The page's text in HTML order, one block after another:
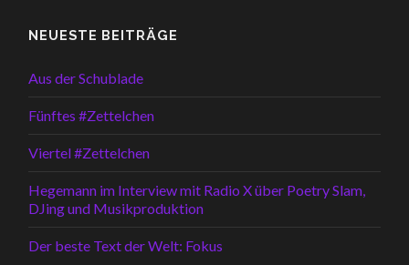
NEUESTE BEITRÄGE
Aus der Schublade
Fünftes #Zettelchen
Viertel #Zettelchen
Hegemann im Interview mit Radio X über Poetry Slam,
DJing und Musikproduktion
Der beste Text der Welt: Fokus